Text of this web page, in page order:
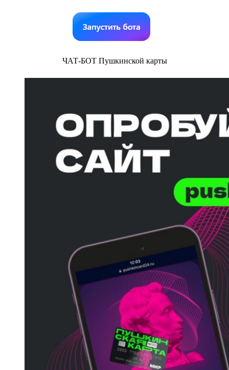
ЧАТ-БОТ Пушкинской карты